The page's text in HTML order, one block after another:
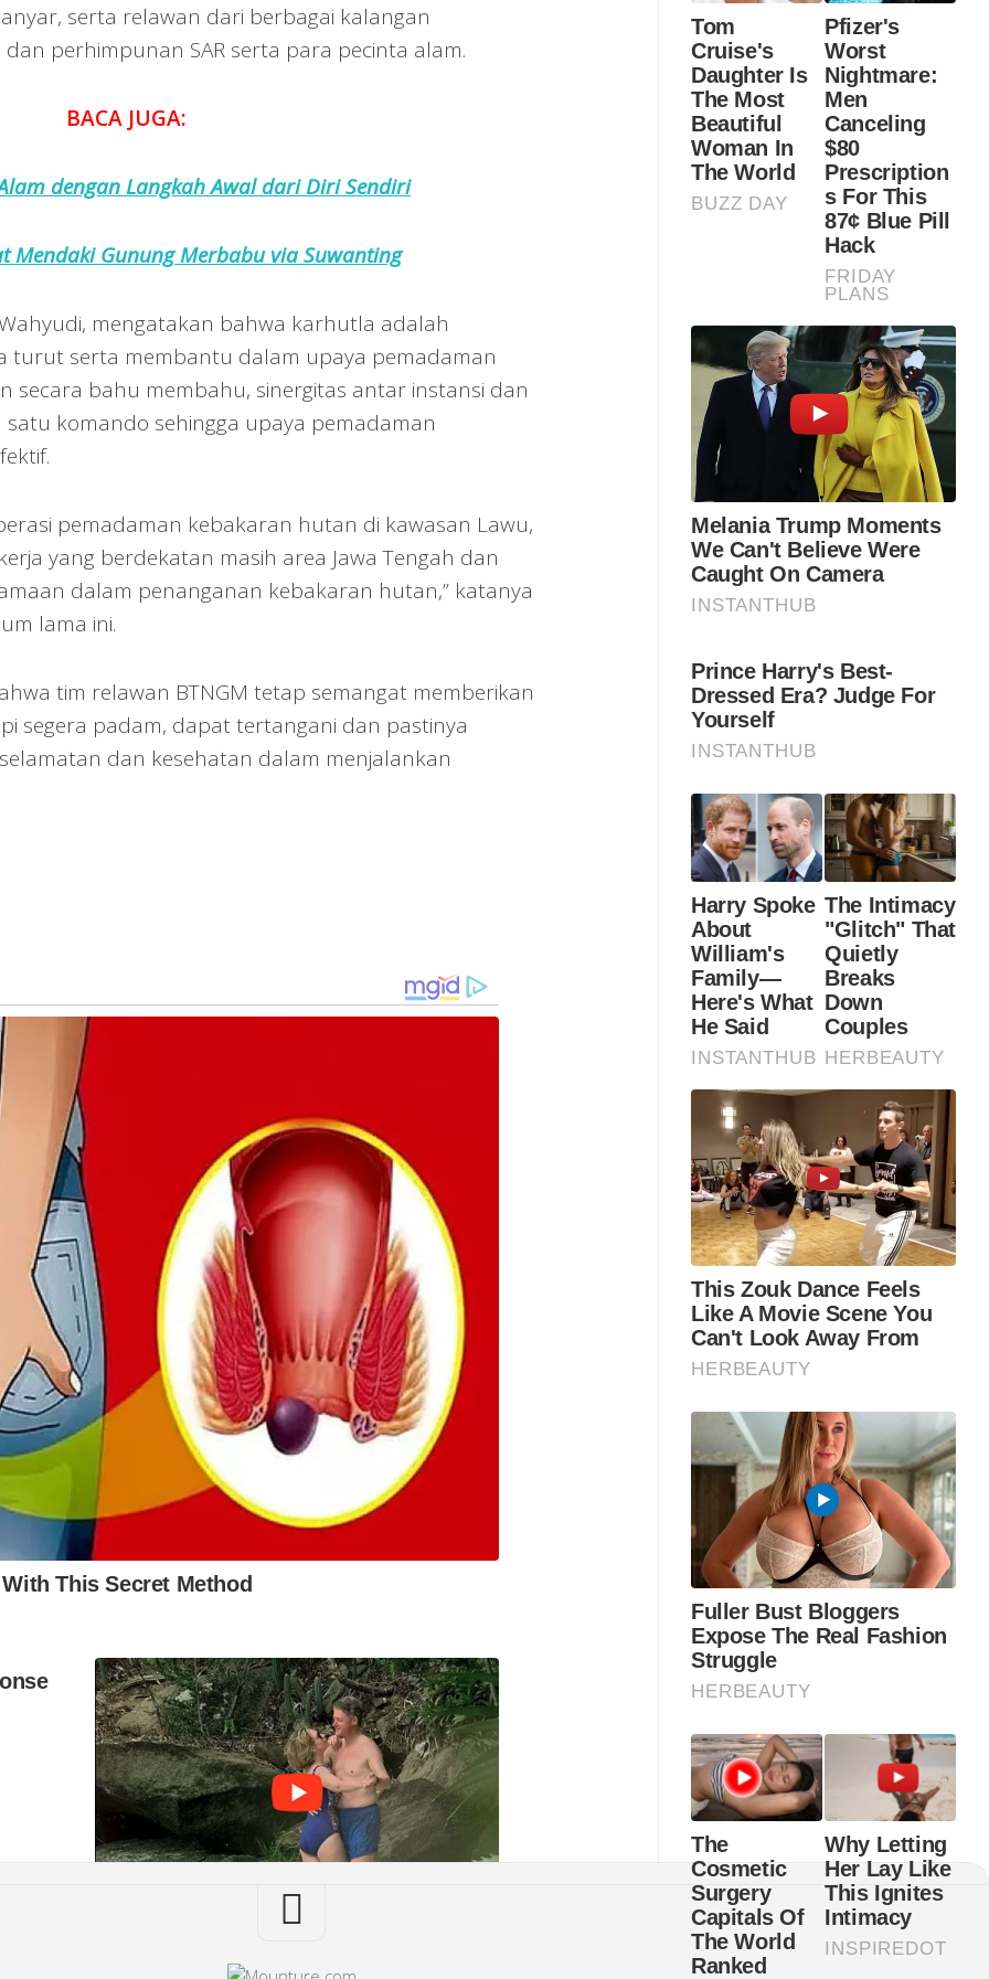
serta relawan dari berbagai kalangan
perhimpunan SAR serta para pecinta alam.
BACA JUGA:
dengan Langkah Awal dari Diri Sendiri
Mendaki Gunung Merbabu via Suwanting
mengatakan bahwa karhutla adalah
turut serta membantu dalam upaya pemadaman
secara bahu membahu, sinergitas antar instansi dan
komando sehingga upaya pemadaman
pemadaman kebakaran hutan di kawasan Lawu,
yang berdekatan masih area Jawa Tengah dan
dalam penanganan kebakaran hutan,” katanya
lama ini.
tim relawan BTNGM tetap semangat memberikan
segera padam, dapat tertangani dan pastinya
dan kesehatan dalam menjalankan